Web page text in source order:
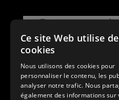
Modes de règlement acceptés
Chèque, Virement,
CAF, Conseil général,
bancaire, Prise en charge
Prélèvement
Ce site Web utilise
cookies
Nous utilisons des cookies pour
personnaliser le contenu, les
analyser notre trafic. Nous
également des informations sur